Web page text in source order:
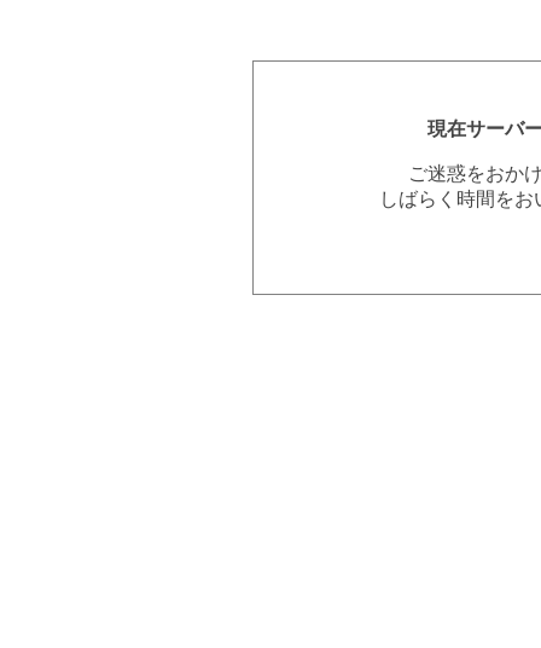
現在サーバ
ご迷惑をおか
しばらく時間を